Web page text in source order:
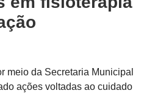
meio da Secretaria Municipal
ações voltadas ao cuidado